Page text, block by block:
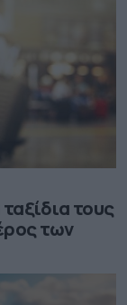
τους
των